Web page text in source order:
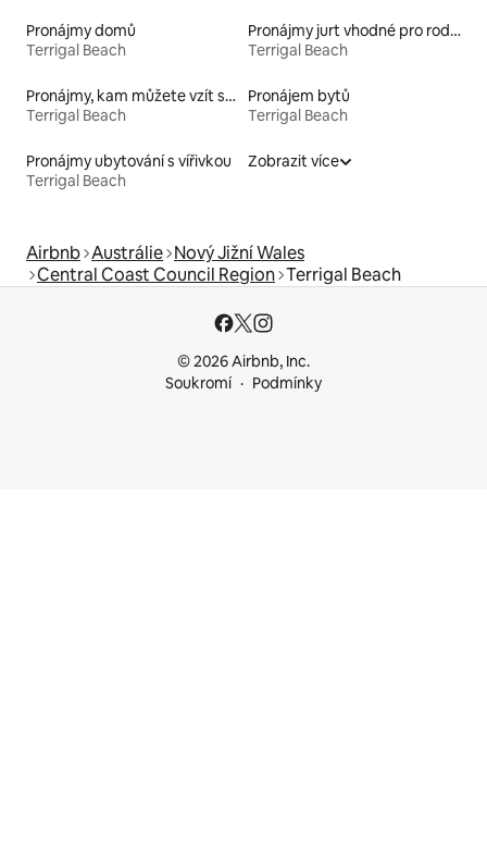
Pronájmy domů
Terrigal Beach
Pronájmy jurt vhodné pro rodiny s dětmi
Terrigal Beach
Pronájmy, kam můžete vzít své domácí mazlíčky
Terrigal Beach
Pronájem bytů
Terrigal Beach
Pronájmy ubytování s vířivkou
Terrigal Beach
Zobrazit více
Airbnb Austrálie Nový Jižní Wales
Central Coast Council Region Terrigal Beach
© 2026 Airbnb, Inc.
Soukromí
Podmínky